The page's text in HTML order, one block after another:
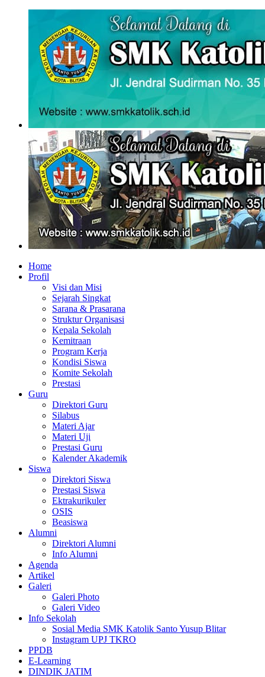
Home
Profil
Visi dan Misi
Sejarah Singkat
Sarana & Prasarana
Struktur Organisasi
Kepala Sekolah
Kemitraan
Program Kerja
Kondisi Siswa
Komite Sekolah
Prestasi
Guru
Direktori Guru
Silabus
Materi Ajar
Materi Uji
Prestasi Guru
Kalender Akademik
Siswa
Direktori Siswa
Prestasi Siswa
Ektrakurikuler
OSIS
Beasiswa
Alumni
Direktori Alumni
Info Alumni
Agenda
Artikel
Galeri
Galeri Photo
Galeri Video
Info Sekolah
Sosial Media SMK Katolik Santo Yusup Blitar
Instagram UPJ TKRO
PPDB
E-Learning
DINDIK JATIM